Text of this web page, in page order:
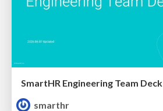
SmartHR Engineering Team Deck
smarthr